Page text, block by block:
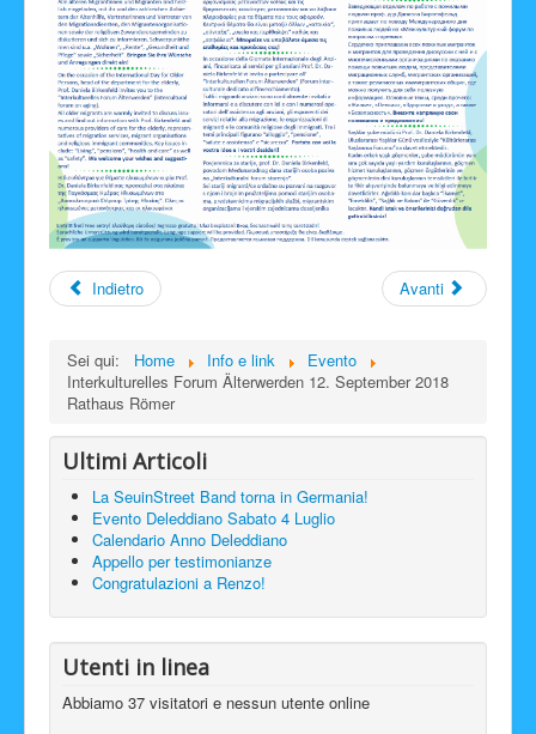
Indietro Avanti
Sei qui: Home Info e link
Evento
Interkulturelles Forum Älterwerden 12. September 2018
Rathaus Römer
Ultimi Articoli
La SeuinStreet Band torna in Germania!
Evento Deleddiano Sabato 4 Luglio
Calendario Anno Deleddiano
Appello per testimonianze
Congratulazioni a Renzo!
Utenti in linea
Abbiamo 37 visitatori e nessun utente online